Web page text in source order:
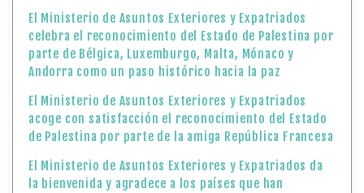
El Ministerio de Asuntos Exteriores y Expatriados
celebra el reconocimiento del Estado de Palestina por
parte de Bélgica, Luxemburgo, Malta, Mónaco y
Andorra como un paso histórico hacia la paz
El Ministerio de Asuntos Exteriores y Expatriados
acoge con satisfacción el reconocimiento del Estado
de Palestina por parte de la amiga República Francesa
El Ministerio de Asuntos Exteriores y Expatriados da
la bienvenida y agradece a los países que han